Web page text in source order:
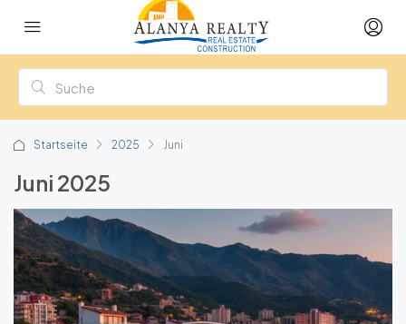
Startseite 2025 Juni
Juni 2025